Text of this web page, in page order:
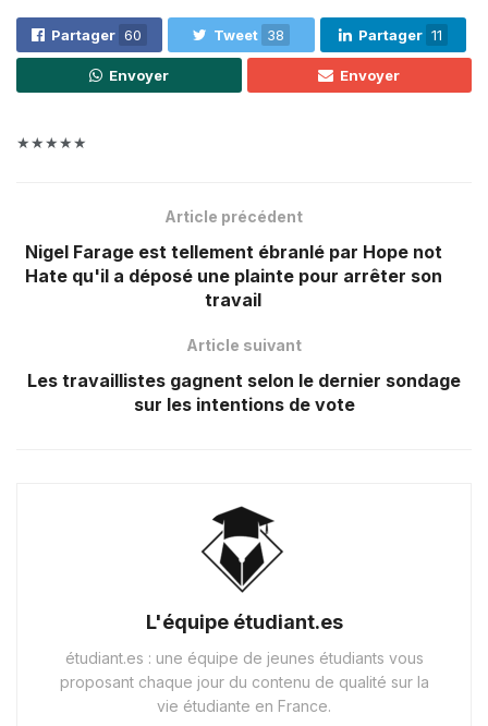
Partager 60 Tweet 38 Partager 11
Envoyer Envoyer
★★★★★
Article précédent
Nigel Farage est tellement ébranlé par Hope not
Hate qu'il a déposé une plainte pour arrêter son
travail
Article suivant
Les travaillistes gagnent selon le dernier sondage
sur les intentions de vote
L'équipe étudiant.es
étudiant.es : une équipe de jeunes étudiants vous
proposant chaque jour du contenu de qualité sur la
vie étudiante en France.